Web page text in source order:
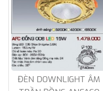
ĐÈN DOWNLIGHT ÂM